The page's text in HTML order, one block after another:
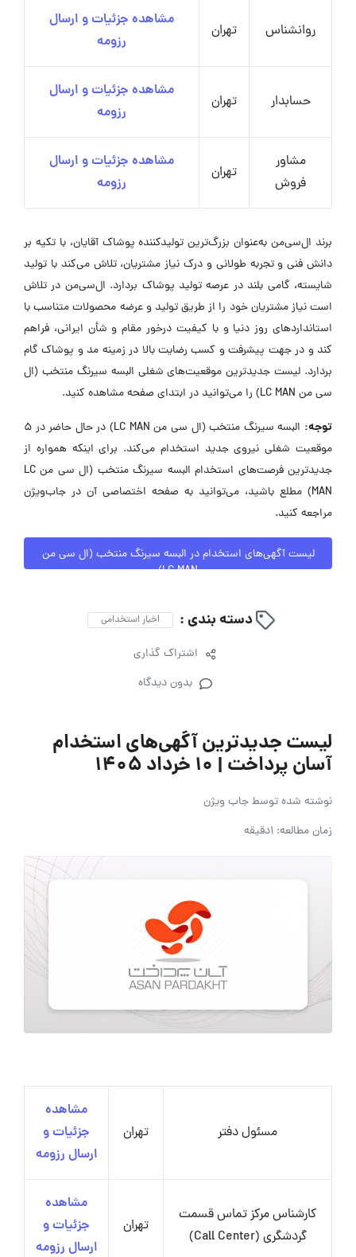
روانشناس تهران
مشاهده جزئیات و ارسال
رزومه
حسابدار تهران
مشاهده جزئیات و ارسال
رزومه
مشاور
فروش
تهران
مشاهده جزئیات و ارسال
رزومه
برند ال‌سی‌من به‌عنوان بزرگ‌ترین تولیدکننده پوشاک آقایان، با تکیه بر
دانش فنی و تجربه طولانی و درک نیاز مشتریان، تلاش می‌کند با تولید
شایسته، گامی بلند در عرصه تولید پوشاک بردارد. ال‌سی‌من در تلاش
است نیاز مشتریان خود را از طریق تولید و عرضه محصولات متناسب با
استانداردهای روز دنیا و با کیفیت درخور مقام و شأن ایرانی، فراهم
کند و در جهت پیشرفت و کسب رضایت بالا در زمینه مد و پوشاک گام
بردارد. لیست جدیدترین موقعیت‌های شغلی البسه سیرنگ منتخب (ال
سی من LC MAN) را می‌توانید در ابتدای صفحه مشاهده کنید.
توجه:
البسه سیرنگ منتخب (ال سی من LC MAN) در حال حاضر در ۵
موقعیت شغلی نیروی جدید استخدام می‌کند. برای اینکه همواره از
جدیدترین فرصت‌های استخدام البسه سیرنگ منتخب (ال سی من LC
MAN) مطلع باشید، می‌توانید به صفحه اختصاصی آن در جاب‌ویژن
مراجعه کنید.
لیست آگهی‌های استخدام در البسه سیرنگ منتخب (ال سی من
LC MAN)
دسته بندی : اخبار استخدامی
اشتراک گذاری
بدون دیدگاه
لیست جدیدترین آگهی‌های استخدام
آسان پرداخت | ۱۰ خرداد ۱۴۰۵
نوشته شده توسطجاب ویژن
زمان مطالعه: 1دقیقه
مسئول دفتر تهران
مشاهده
جزئیات و
ارسال رزومه
کارشناس مرکز تماس قسمت
گردشگری (Call Center)
تهران
مشاهده
جزئیات و
ارسال رزومه